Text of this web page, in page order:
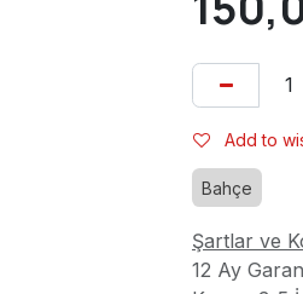
Add to
Bahçe
Şartlar ve
12 Ay